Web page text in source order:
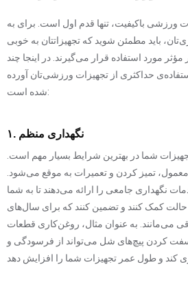
ورزشی باکیفیت، تنها قدم اول است. برای به
باید مطمئن شوید که تجهیزاتتان به خوبی
مورد استفاده قرار می‌گیرند. در اینجا چند
حداکثری از تجهیزات ورزشی‌تان آورده
شده است:
۱. نگهداری منظم
شما در بهترین شرایط بسیار مهم است.
تمیز کردن و تعمیرات به موقع می‌شود.
نگهداری جامعی را ارائه می‌دهند تا به شما
حالت کمک کنند و تضمین کنند که برای سال‌های
می‌مانند. به عنوان مثال، روغن‌کاری قطعات
کردن پیچ‌های شل می‌تواند از فرسودگی و